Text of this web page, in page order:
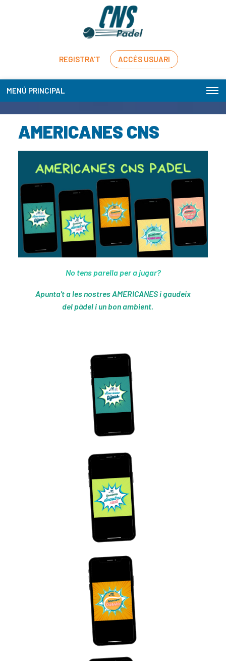
REGISTRA'T ACCÉS USUARI
MENÚ PRINCIPAL
AMERICANES CNS
No tens parella per a jugar?
Apunta't a les nostres AMERICANES i gaudeix
del pàdel i un bon ambient.